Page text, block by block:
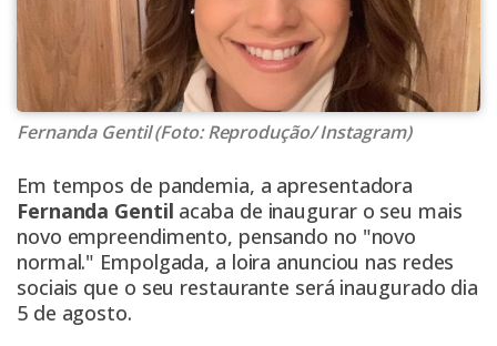
Fernanda Gentil (Foto: Reprodução/ Instagram)
Em tempos de pandemia, a apresentadora
Fernanda Gentil acaba de inaugurar o seu mais
novo empreendimento, pensando no "novo
normal." Empolgada, a loira anunciou nas redes
sociais que o seu restaurante será inaugurado dia
5 de agosto.